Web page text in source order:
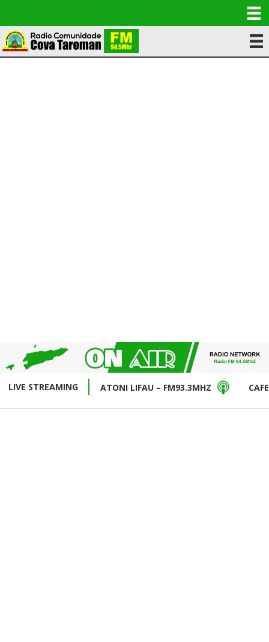
LIVE STREAMING ATONI LIFAU – FM93.3MHZ